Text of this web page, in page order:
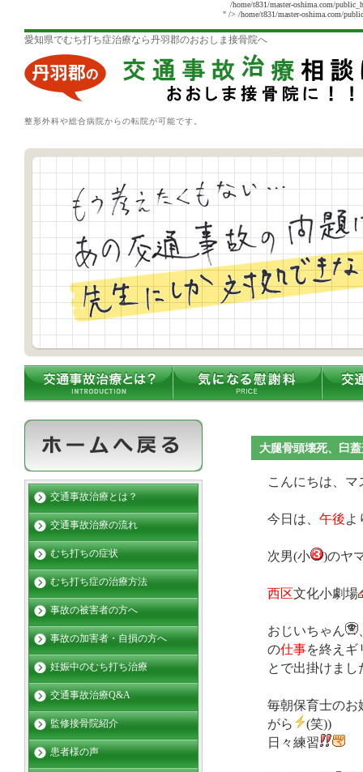
/home/t831/master-oshima.com/
" /> /home/t831/master-oshima.com/
愛知県でむち打ち症治療なら丹羽郡のおおしま接骨院へ
整形外科や総合病院からの転院が可能です。
大腿骨頭壊死、臼
こんにちは、
今日は、 午後よ
次男(小 )のヤ
西区文化小劇場
おじいちゃん
の仕事を終えギ
とで出掛けまし
毎朝保育士のお
がら
(笑))
日々練習
交通事故治療とは？
交通事故治療の流れ
むち打ちの症状
むち打ち症の治療方法
事故の被害者の方へ
事故の加害者・自損の方へ
妊娠中のむち打ち治療
交通事故治療Q&A
監修接骨院紹介
患者様の声